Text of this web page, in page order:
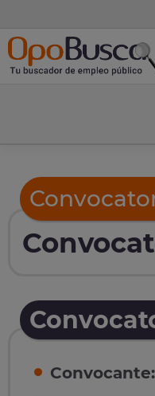
Convocante: